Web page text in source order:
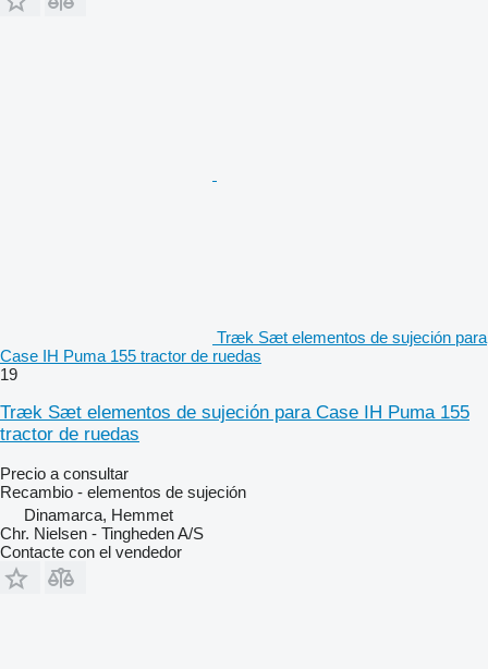
Træk Sæt elementos de sujeción para
Case IH Puma 155 tractor de ruedas
19
Træk Sæt elementos de sujeción para Case IH Puma 155
tractor de ruedas
Precio a consultar
Recambio - elementos de sujeción
Dinamarca, Hemmet
Chr. Nielsen - Tingheden A/S
Contacte con el vendedor